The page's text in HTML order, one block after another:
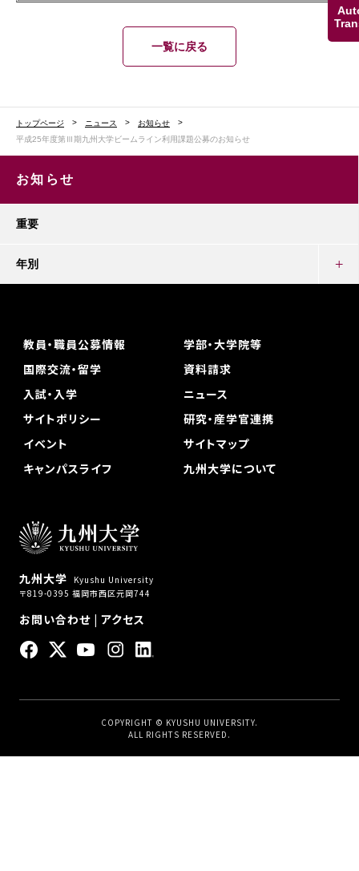
一覧に戻る
トップページ ニュース
お知らせ
平成25年度第Ⅲ期九州大学ビームライン利用課題公募のお知らせ
お知らせ
重要
年別
九州大学
Kyushu University
〒819-0395 福岡市西区元岡744
お問い合わせ| アクセス
教員・職員公募情報
学部・大学院等
国際交流・留学
資料請求
入試・入学
ニュース
サイトポリシー
研究・産学官連携
イベント
サイトマップ
キャンパスライフ
九州大学について
COPYRIGHT © KYUSHU UNIVERSITY.
ALL RIGHTS RESERVED.